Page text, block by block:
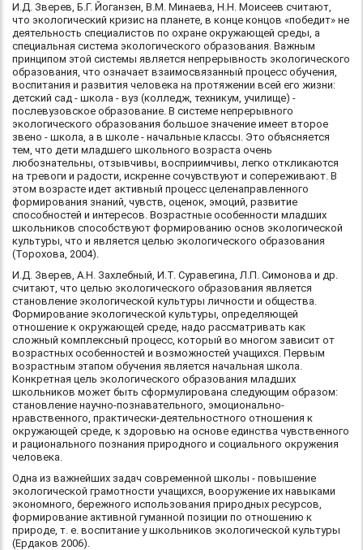
И.Д. Зверев, Б.Г. Йоганзен, В.М. Минаева, Н.Н. Моисеев считают,
что экологический кризис на планете, в конце концов «победит» не
деятельность специалистов по охране окружающей среды, а
специальная система экологического образования. Важным
принципом этой системы является непрерывность экологического
образования, что означает взаимосвязанный процесс обучения,
воспитания и развития человека на протяжении всей его жизни:
детский сад - школа - вуз (колледж, техникум, училище) -
послевузовское образование. В системе непрерывного
экологического образования большое значение имеет второе
звено - школа, а в школе - начальные классы. Это объясняется
тем, что дети младшего школьного возраста очень
любознательны, отзывчивы, восприимчивы, легко откликаются
на тревоги и радости, искренне сочувствуют и сопереживают. В
этом возрасте идет активный процесс целенаправленного
формирования знаний, чувств, оценок, эмоций, развитие
способностей и интересов. Возрастные особенности младших
школьников способствуют формированию основ экологической
культуры, что и является целью экологического образования
(Торохова, 2004).
И.Д. Зверев, А.Н. Захлебный, И.Т. Суравегина, Л.П. Симонова и др.
считают, что целью экологического образования является
становление экологической культуры личности и общества.
Формирование экологической культуры, определяющей
отношение к окружающей среде, надо рассматривать как
сложный комплексный процесс, который во многом зависит от
возрастных особенностей и возможностей учащихся. Первым
возрастным этапом обучения является начальная школа.
Конкретная цель экологического образования младших
школьников может быть сформулирована следующим образом:
становление научно-познавательного, эмоционально-
нравственного, практически-деятельностного отношения к
окружающей среде, к здоровью на основе единства чувственного
и рационального познания природного и социального окружения
человека.
Одна из важнейших задач современной школы - повышение
экологической грамотности учащихся, вооружение их навыками
экономного, бережного использования природных ресурсов,
формирование активной гуманной позиции по отношению к
природе, т. е. воспитание у школьников экологической культуры
(Ердаков 2006).